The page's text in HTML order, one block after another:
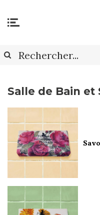
Salle de Bain et